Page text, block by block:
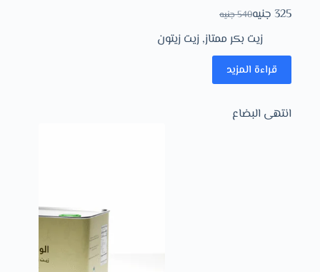
540جنيه 325 جنيه
زيت بكر ممتاز, زيت زيتون
قراءة المزيد
انتهى البضاع